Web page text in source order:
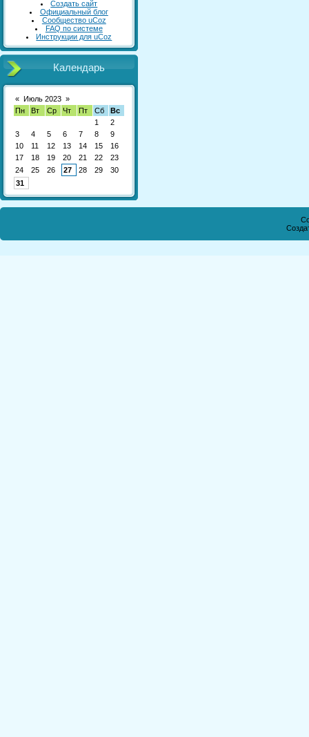
Создать сайт
Официальный блог
Сообщество uCoz
FAQ по системе
Инструкции для uCoz
Календарь
« Июль 2023 »
Пн
Вт Ср Чт Пт Сб
Вс
1
2
3
4 5 6 7 8
9
10
11 12 13 14 15
16
17
18 19 20 21 22
23
24
25 26 27 28 29
30
31